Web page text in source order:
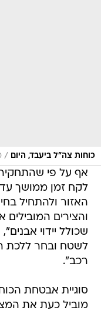
כוחות צה"ל ביעבד, היום /
אף על פי
לקח זמן ממושך
האזור ולהתחיל
והצירים המובילים
שכולל יידוי
לשטח ובחר ללכת
רכב".
סוגיית אבטחת
מוביל כעת את